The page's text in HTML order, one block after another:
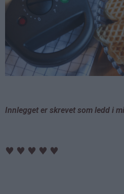
Innlegget er skrevet som ledd i
♥ ♥ ♥ ♥ ♥